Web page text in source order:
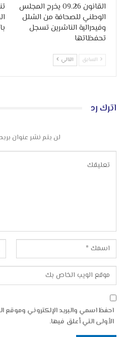
القانون 09.26 يخرج المجلس
الوطني للصحافة من الشلل
وفيدرالية الناشرين تسجل
تحفظاتها
السابق التالي
اترك رد
لن يتم نشر عنوان
احفظ اسمي والبريد الإلكتروني وموقع
الأولى التي أعلق فيها.